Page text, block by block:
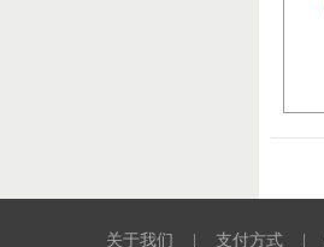
关于我们 支付方式